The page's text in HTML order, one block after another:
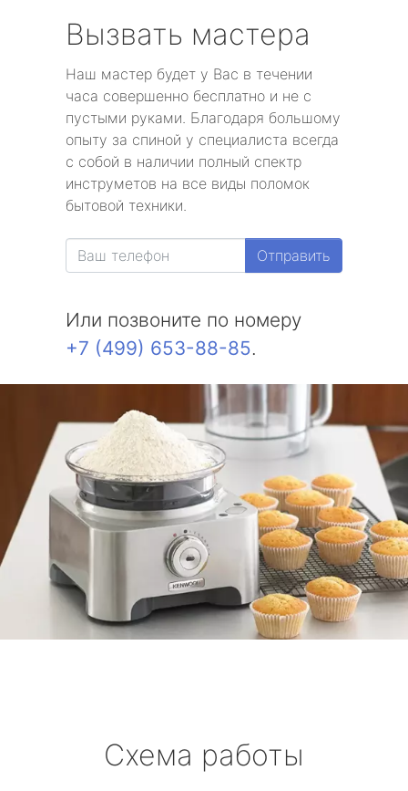
Вызвать мастера
Наш мастер будет у Вас в течении
часа совершенно бесплатно и не с
пустыми руками. Благодаря большому
опыту за спиной у специалиста всегда
с собой в наличии полный спектр
инструметов на все виды поломок
бытовой техники.
Отправить
Или позвоните по номеру
+7 (499) 653-88-85.
Схема работы